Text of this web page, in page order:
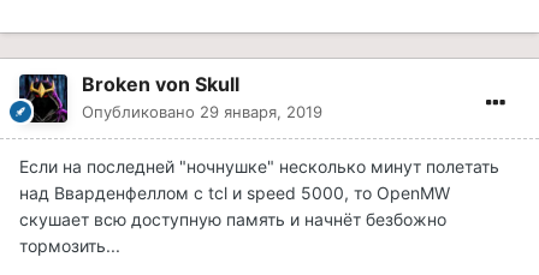
Broken von Skull
Опубликовано 29 января, 2019
Если на последней "ночнушке" несколько минут полетать
над Вварденфеллом с tcl и speed 5000, то OpenMW
скушает всю доступную память и начнёт безбожно
тормозить...